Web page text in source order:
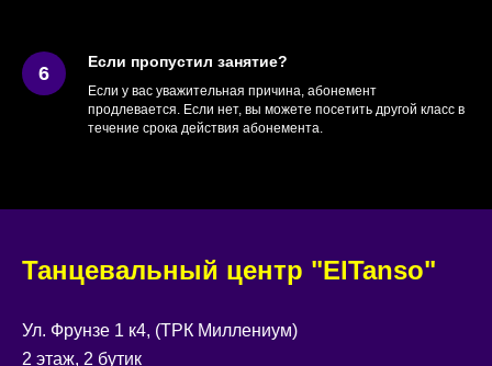
Если пропустил занятие?
Если у вас уважительная причина, абонемент
продлевается. Если нет, вы можете посетить другой класс в
течение срока действия абонемента.
Танцевальный центр "ElTanso"
Ул. Фрунзе 1 к4, (ТРК Миллениум)
2 этаж, 2 бутик